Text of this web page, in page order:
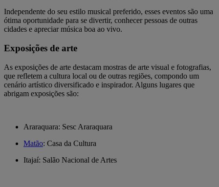
Independente do seu estilo musical preferido, esses eventos são uma
ótima oportunidade para se divertir, conhecer pessoas de outras
cidades e apreciar música boa ao vivo.
Exposições de arte
As exposições de arte destacam mostras de arte visual e fotografias,
que refletem a cultura local ou de outras regiões, compondo um
cenário artístico diversificado e inspirador. Alguns lugares que
abrigam exposições são:
Araraquara: Sesc Araraquara
Matão: Casa da Cultura
Itajaí: Salão Nacional de Artes